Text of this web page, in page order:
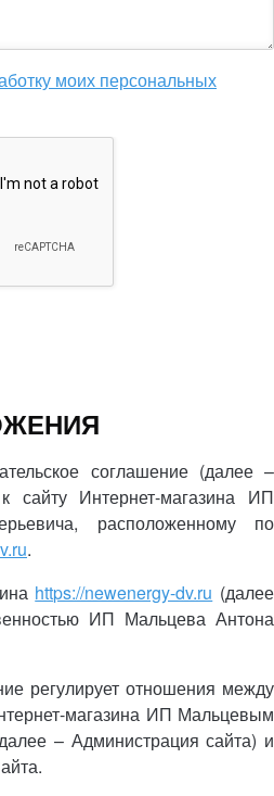
моих персональных
соглашение (далее –
сайту Интернет-магазина ИП
расположенному по
.
https://newenergy-dv.ru (далее
ИП Мальцева Антона
регулирует отношения между
магазина ИП Мальцевым
– Администрация сайта) и